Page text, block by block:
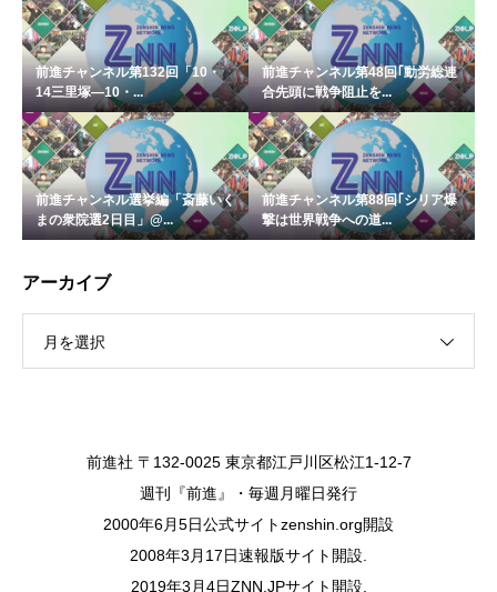
前進チャンネル第132回「10・
14三里塚―10・...
前進チャンネル第48回｢動労総連
合先頭に戦争阻止を...
前進チャンネル選挙編「斎藤いく
まの衆院選2日目」@...
前進チャンネル第88回｢シリア爆
撃は世界戦争への道...
アーカイブ
月を選択
前進社 〒132-0025 東京都江戸川区松江1-12-7
週刊『前進』・毎週月曜日発行
2000年6月5日公式サイトzenshin.org開設
2008年3月17日速報版サイト開設.
2019年3月4日ZNN.JPサイト開設.